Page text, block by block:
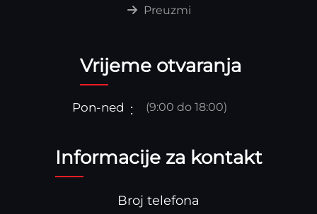
Preuzmi
Vrijeme otvaranja
Pon-ned (9:00 do 18:00)
Informacije za kontakt
Broj telefona